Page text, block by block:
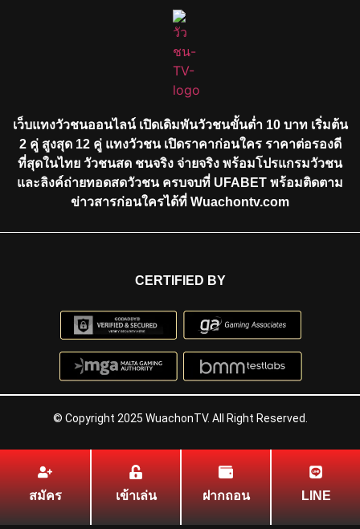
เว็บแทงวัวชนออนไลน์ เปิดเดิมพันวัวชนขั้นต่ำ 10 บาท เริ่มต้น
2 คู่ สูงสุด 12 คู่ แทงวัวชน เปิดราคาก่อนใคร ราคาต่อรองดี
ที่สุดในไทย วัวชนสด ชนจริง จ่ายจริง พร้อมโปรแกรมวัวชน
และลิงค์ถ่ายทอดสดวัวชน ครบจบที่ UFABET พร้อมติดตาม
ข่าวสารก่อนใครได้ที่ Wuachontv.com
CERTIFIED BY
© Copyright 2025 WuachonTV. All Right Reserved.
สมัคร เข้าเล่น ฝากถอน LINE